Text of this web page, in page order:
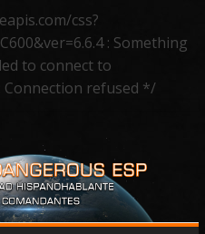
css?
: Something
to connect to
refused */